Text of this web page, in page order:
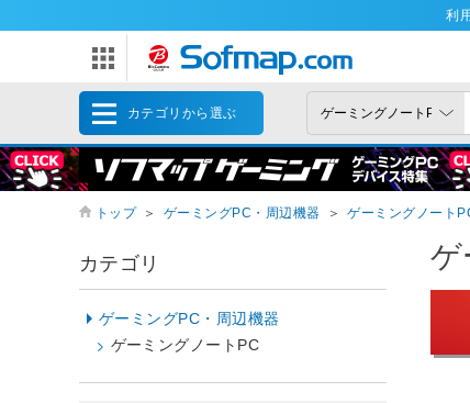
利
カテゴリから選ぶ
トップ ＞ ゲーミングPC・周辺機器 ＞ ゲーミングノート
ゲ
カテゴリ
ゲーミングPC・周辺機器
ゲーミングノートPC